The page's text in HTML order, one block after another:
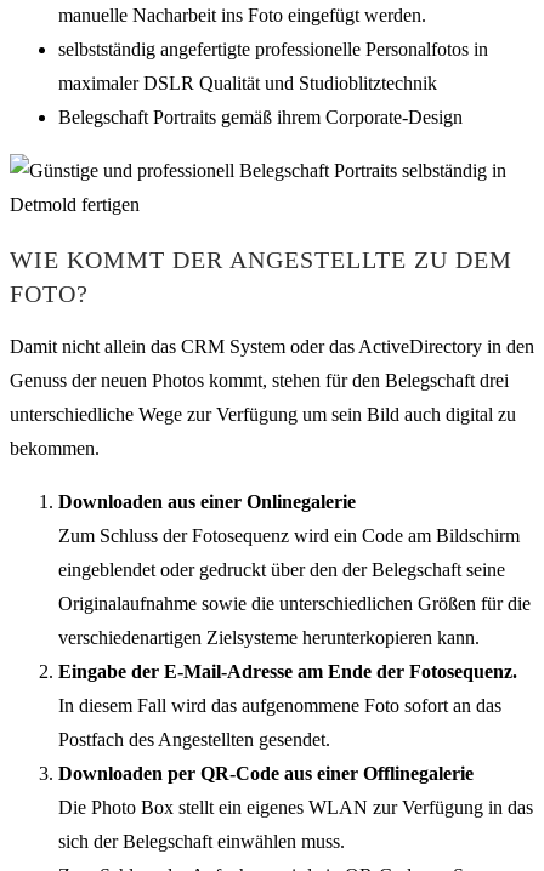
manuelle Nacharbeit ins Foto eingefügt werden.
selbstständig angefertigte professionelle Personalfotos in
maximaler DSLR Qualität und Studioblitztechnik
Belegschaft Portraits gemäß ihrem Corporate-Design
WIE KOMMT DER ANGESTELLTE ZU DEM
FOTO?
Damit nicht allein das CRM System oder das ActiveDirectory in den
Genuss der neuen Photos kommt, stehen für den Belegschaft drei
unterschiedliche Wege zur Verfügung um sein Bild auch digital zu
bekommen.
Downloaden aus einer Onlinegalerie
Zum Schluss der Fotosequenz wird ein Code am Bildschirm
eingeblendet oder gedruckt über den der Belegschaft seine
Originalaufnahme sowie die unterschiedlichen Größen für die
verschiedenartigen Zielsysteme herunterkopieren kann.
Eingabe der E-Mail-Adresse am Ende der Fotosequenz.
In diesem Fall wird das aufgenommene Foto sofort an das
Postfach des Angestellten gesendet.
Downloaden per QR-Code aus einer Offlinegalerie
Die Photo Box stellt ein eigenes WLAN zur Verfügung in das
sich der Belegschaft einwählen muss.